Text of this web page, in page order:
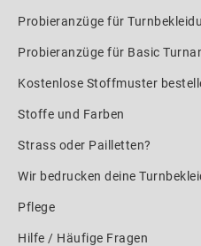
Probieranzüge für
Probieranzüge für Basic
Kostenlose Stoffmuster
Stoffe und Farben
Strass oder Pailletten?
Wir bedrucken deine
Pflege
Hilfe / Häufige Fragen